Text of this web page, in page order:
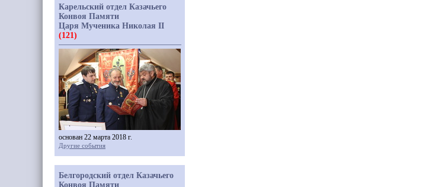
Карельский отдел Казачьего
Конвоя Памяти
Царя Мученика Николая II
(121)
основан 22 марта 2018 г.
Другие события
Белгородский отдел Казачьего
Конвоя Памяти